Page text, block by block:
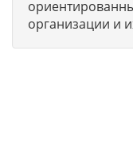
организации и